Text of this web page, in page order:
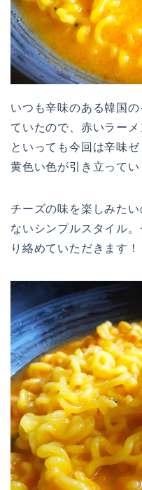
いつも辛味のある韓国
ていたので、赤いラー
といっても今回は辛味
黄色い色が引き立ってい
チーズの味を楽しみた
ないシンプルスタイル
り絡めていただきます！